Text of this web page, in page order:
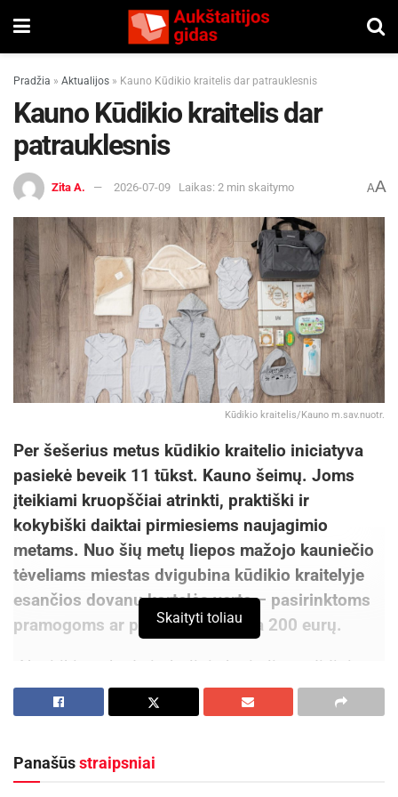
Pradžia » Aktualijos » Kauno Kūdikio kraitelis dar patrauklesnis
Kauno Kūdikio kraitelis dar
patrauklesnis
Zita A. 2026-07-09 Laikas: 2 min skaitymo AA
Kūdikio kraitelis/Kauno m.sav.nuotr.
Per šešerius metus kūdikio kraitelio iniciatyva
pasiekė beveik 11 tūkst. Kauno šeimų. Joms
įteikiami kruopščiai atrinkti, praktiški ir
kokybiški daiktai pirmiesiems naujagimio
metams. Nuo šių metų liepos mažojo kauniečio
tėveliams miestas dvigubina kūdikio kraitelyje
esančios dovanų kortelės vertę – pasirinktoms
pramogoms ar prekėms skiriama 200 eurų.
„Nesitikime, kad simbolinis kraitelio padidinimas
pagerins gimstamumą, tačiau bent jau tėveliai
galės sau leisti daugiau – atsipūsti, pasilepinti,
Kauno meras Visvaldas Matijošaitis
Skaityti toliau
Panašūsstraipsniai